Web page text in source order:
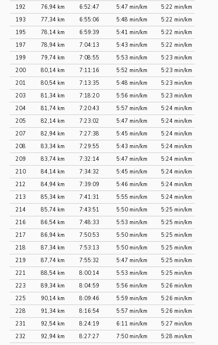
192
76,94 km 6:52:47 5:47 min/km
5:22 min/km
193
77,34 km 6:55:06 5:48 min/km
5:22 min/km
195
78,14 km 6:59:39 5:41 min/km
5:22 min/km
197
78,94 km 7:04:13 5:43 min/km
5:22 min/km
199
79,74 km 7:08:55 5:53 min/km
5:23 min/km
200
80,14 km 7:11:16 5:52 min/km
5:23 min/km
201
80,54 km 7:13:35 5:48 min/km
5:23 min/km
203
81,34 km 7:18:20 5:56 min/km
5:23 min/km
204
81,74 km 7:20:43 5:57 min/km
5:24 min/km
205
82,14 km 7:23:02 5:47 min/km
5:24 min/km
207
82,94 km 7:27:38 5:45 min/km
5:24 min/km
208
83,34 km 7:29:55 5:43 min/km
5:24 min/km
209
83,74 km 7:32:14 5:47 min/km
5:24 min/km
210
84,14 km 7:34:32 5:45 min/km
5:24 min/km
212
84,94 km 7:39:09 5:46 min/km
5:24 min/km
213
85,34 km 7:41:31 5:55 min/km
5:24 min/km
214
85,74 km 7:43:51 5:50 min/km
5:25 min/km
216
86,54 km 7:48:33 5:53 min/km
5:25 min/km
217
86,94 km 7:50:53 5:50 min/km
5:25 min/km
218
87,34 km 7:53:13 5:50 min/km
5:25 min/km
219
87,74 km 7:55:32 5:47 min/km
5:25 min/km
221
88,54 km 8:00:14 5:53 min/km
5:25 min/km
223
89,34 km 8:04:59 5:56 min/km
5:26 min/km
225
90,14 km 8:09:46 5:59 min/km
5:26 min/km
228
91,34 km 8:16:54 5:57 min/km
5:26 min/km
231
92,54 km 8:24:19 6:11 min/km
5:27 min/km
232
92,94 km 8:27:27 7:50 min/km
5:28 min/km